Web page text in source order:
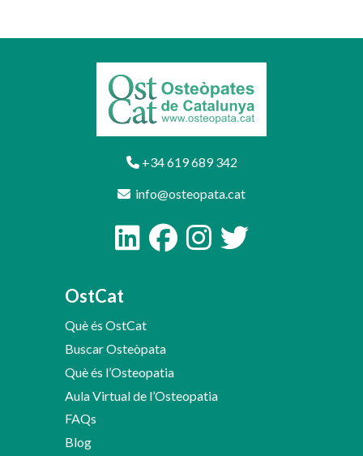
+34 619 689 342
info@osteopata.cat
OstCat
Què és OstCat
Buscar Osteòpata
Què és l’Osteopatia
Aula Virtual de l’Osteopatia
FAQs
Blog